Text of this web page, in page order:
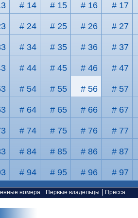
# 14 # 15 # 16 # 17
# 24 # 25 # 26 # 27
# 34 # 35 # 36 # 37
# 44 # 45 # 46 # 47
# 54 # 55 # 56 # 57
# 64 # 65 # 66 # 67
# 74 # 75 # 76 # 77
# 84 # 85 # 86 # 87
# 94 # 95 # 96 # 97
номера Первые владельцы Пресса